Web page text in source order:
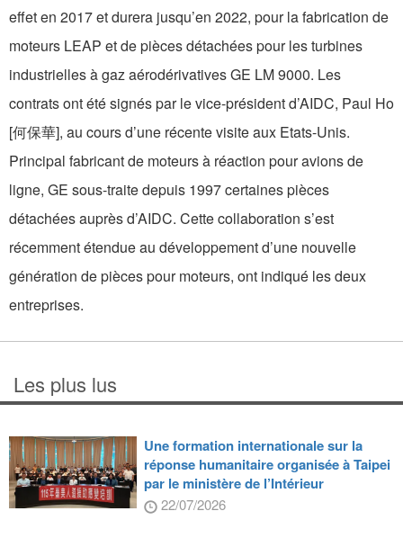
effet en 2017 et durera jusqu’en 2022, pour la fabrication de
moteurs LEAP et de pièces détachées pour les turbines
industrielles à gaz aérodérivatives GE LM 9000. Les
contrats ont été signés par le vice-président d’AIDC, Paul Ho
[何保華], au cours d’une récente visite aux Etats-Unis.
Principal fabricant de moteurs à réaction pour avions de
ligne, GE sous-traite depuis 1997 certaines pièces
détachées auprès d’AIDC. Cette collaboration s’est
récemment étendue au développement d’une nouvelle
génération de pièces pour moteurs, ont indiqué les deux
entreprises.
Les plus lus
Une formation internationale sur la
réponse humanitaire organisée à Taipei
par le ministère de l’Intérieur
22/07/2026